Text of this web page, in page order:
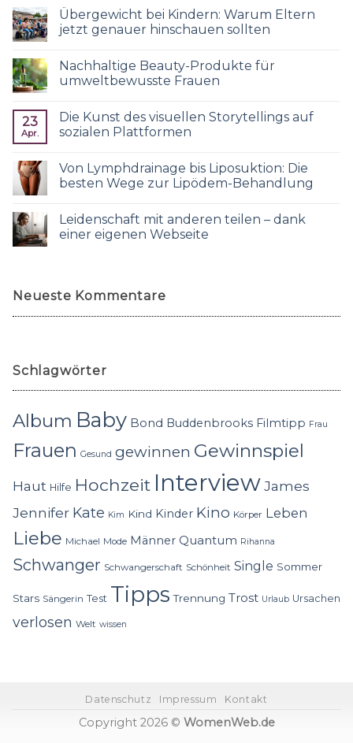
Übergewicht bei Kindern: Warum Eltern
jetzt genauer hinschauen sollten
Nachhaltige Beauty-Produkte für
umweltbewusste Frauen
23
Apr.
Die Kunst des visuellen Storytellings auf
sozialen Plattformen
Von Lymphdrainage bis Liposuktion: Die
besten Wege zur Lipödem-Behandlung
Leidenschaft mit anderen teilen – dank
einer eigenen Webseite
Neueste Kommentare
Schlagwörter
Album Baby Bond Buddenbrooks Filmtipp Frau
Frauen Gesund gewinnen Gewinnspiel
Haut Hilfe Hochzeit InterviewJames
Jennifer Kate Kim Kind Kinder Kino Körper Leben
Liebe Michael Mode Männer Quantum Rihanna
Schwanger Schwangerschaft Schönheit Single Sommer
Stars Sängerin Test Tipps Trennung Trost Urlaub Ursachen
verlosen Welt wissen
Datenschutz Impressum Kontakt
Copyright 2026 © WomenWeb.de